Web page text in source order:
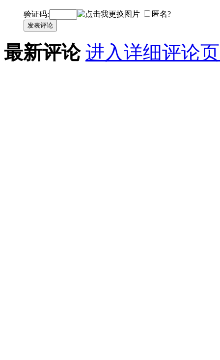
验证码: 匿名?
发表评论
最新评论 进入详细评论